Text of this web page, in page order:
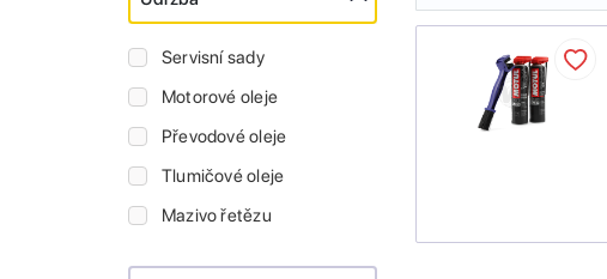
Servisní sady
Motorové oleje
Převodové oleje
Tlumičové oleje
Mazivo řetězu